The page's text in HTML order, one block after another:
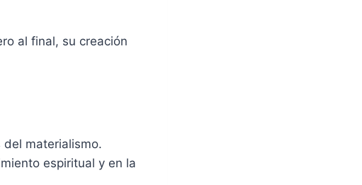
al final, su creación
del materialismo.
espiritual y en la